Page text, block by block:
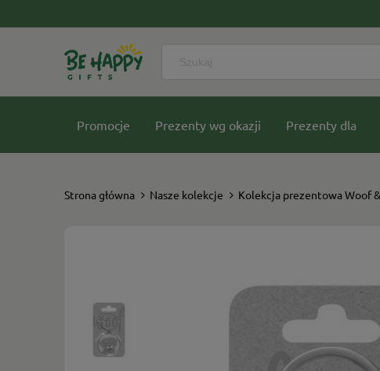
Promocje Prezenty wg okazji Prezenty dla
Strona główna Nasze kolekcje Kolekcja prezentowa Woof